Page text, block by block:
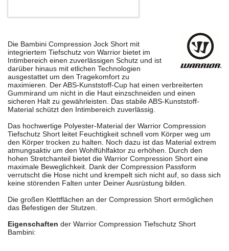
Die Bambini Compression Jock Short mit
integriertem Tiefschutz von Warrior bietet im
Intimbereich einen zuverlässigen Schutz und ist
darüber hinaus mit etlichen Technologien
ausgestattet um den Tragekomfort zu
maximieren. Der ABS-Kunststoff-Cup hat einen verbreiterten
Gummirand um nicht in die Haut einzschneiden und einen
sicheren Halt zu gewährleisten. Das stabile ABS-Kunststoff-
Material schützt den Intimbereich zuverlässig.
Das hochwertige Polyester-Material der Warrior Compression
Tiefschutz Short leitet Feuchtigkeit schnell vom Körper weg um
den Körper trocken zu halten. Noch dazu ist das Material extrem
atmungsaktiv um den Wohlfühlfaktor zu erhöhen. Durch den
hohen Stretchanteil bietet die Warrior Compression Short eine
maximale Beweglichkeit. Dank der Compression Passform
verrutscht die Hose nicht und krempelt sich nicht auf, so dass sich
keine störenden Falten unter Deiner Ausrüstung bilden.
Die großen Klettflächen an der Compression Short ermöglichen
das Befestigen der Stutzen.
Eigenschaften der Warrior Compression Tiefschutz Short
Bambini: